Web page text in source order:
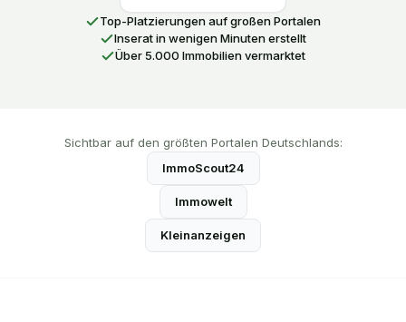
Top-Platzierungen auf großen Portalen
Inserat in wenigen Minuten erstellt
Über 5.000 Immobilien vermarktet
Sichtbar auf den größten Portalen Deutschlands:
ImmoScout24
Immowelt
Kleinanzeigen